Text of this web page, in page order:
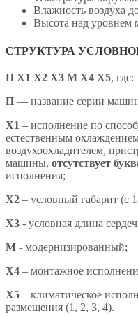
Влажность воздуха
Высота над уровнем
СТРУКТУРА
П Х1 Х2 Х3 М Х4 X5, где:
П — название серии
X1 – исполнение по
естественным
воздухоохладителем,
машины, отсутствует
исполнения;
X2 – условный габарит (с
X3 - условная длина
М - модернизированный;
Х4 – монтажное
X5 – климатическое
размещения (1, 2, 3, 4).